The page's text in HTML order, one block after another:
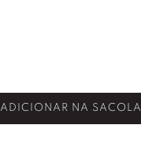
ADICIONAR NA SACOLA